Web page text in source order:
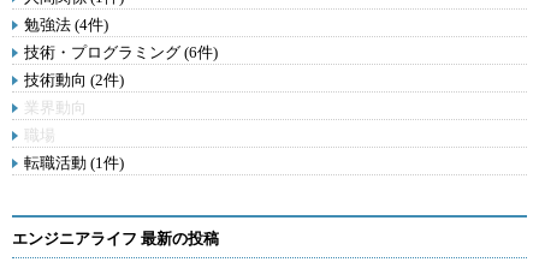
勉強法 (4件)
技術・プログラミング (6件)
技術動向 (2件)
業界動向
職場
転職活動 (1件)
エンジニアライフ 最新の投稿